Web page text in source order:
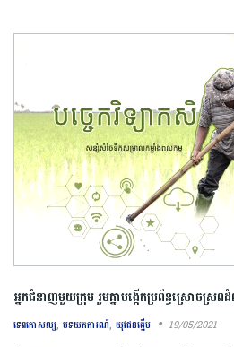
អ្នកជំនាញមួយក្រុម រួមគ្នាបង្កើតប្រព័ន្ធស្រោចស្រព
ទេពកោសល្យ, បទយកការណ៍, យុវជនឆ្នើម 19/05/2021